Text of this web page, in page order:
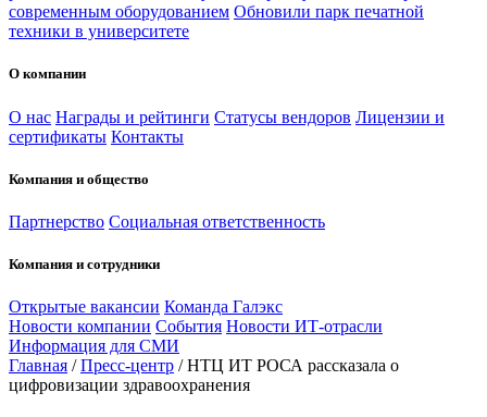
современным оборудованием Обновили парк печатной
техники в университете
О компании
О нас Награды и рейтинги Статусы вендоров Лицензии и
сертификаты Контакты
Компания и общество
Партнерство Социальная ответственность
Компания и сотрудники
Открытые вакансии Команда Галэкс
Новости компании События Новости ИТ-отрасли
Информация для СМИ
Главная / Пресс-центр / НТЦ ИТ РОСА рассказала о
цифровизации здравоохранения